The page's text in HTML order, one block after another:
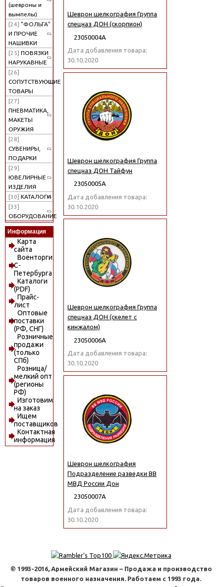
(шевроны и
вымпелы)
[24] "ФОЛЬГА"
И ПРОЧИЕ
НАШИВКИ
[25] ПОВЯЗКИ
НАРУКАВНЫЕ
[26]
СОПУТСТВУЮЩИЕ
ТОВАРЫ
[27]
ПНЕВМАТИКА,
МАКЕТЫ
ОРУЖИЯ
[28]
СУВЕНИРЫ,
ПОДАРКИ
[29]
ЮВЕЛИРНЫЕ
ИЗДЕЛИЯ
[30] КАТАЛОГИ
[33]
ОБОРУДОВАНИЕ
Информация
Карта
сайта
Военторги
С-
Петербурга
Каталоги
(PDF)
Прайс-
лист
Оптовые
поставки
(РФ, СНГ)
Розничные
продажи
(только
СПб)
Розница/
мелкий опт
(регионы
РФ)
Изготовим
на заказ
Ищем
поставщиков
Контактная
информация
Шеврон шелкография Группа
спецназ ДОН (скорпион)
23050004А
Дата добавления товара:
30.10.2020
Шеврон шелкография Группа
спецназ ДОН Тайфун
23050005А
Дата добавления товара:
30.10.2020
Шеврон шелкография Группа
спецназ ДОН (скелет с
кинжалом)
23050006А
Дата добавления товара:
30.10.2020
Шеврон шелкография
Подразделение разведки ВВ
МВД России Дон
23050007А
Дата добавления товара:
30.10.2020
© 1993-2016, Армейский Магазин – Продажа и производство
товаров военного назначения. Работаем с 1993 года.